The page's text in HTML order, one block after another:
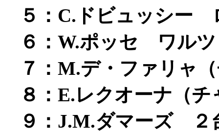
５：C.ドビュッシー
６：W.ポッセ ワルツ
７：M.デ・ファリャ
８：E.レクオーナ（
９：J.M.ダマーズ ２